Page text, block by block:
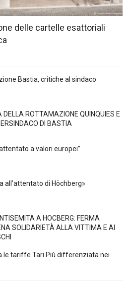
delle cartelle esattoriali
Bastia, critiche al sindaco
DELLA ROTTAMAZIONE QUINQUIES E
DI BASTIA
a valori europei”
all’attentato di Höchberg»
A HÖCBERG: FERMA
SOLIDARIETÀ ALLA VITTIMA E AI
le tariffe Tari Più differenziata nei